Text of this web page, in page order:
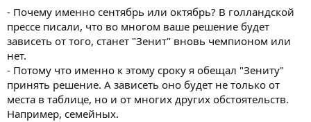
- Почему именно сентябрь или октябрь? В голландской
прессе писали, что во многом ваше решение будет
зависеть от того, станет "Зенит" вновь чемпионом или
нет.
- Потому что именно к этому сроку я обещал "Зениту"
принять решение. А зависеть оно будет не только от
места в таблице, но и от многих других обстоятельств.
Например, семейных.